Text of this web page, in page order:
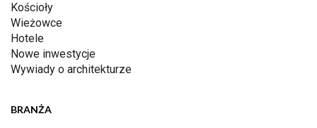
Kościoły
Wieżowce
Hotele
Nowe inwestycje
Wywiady o architekturze
BRANŻA